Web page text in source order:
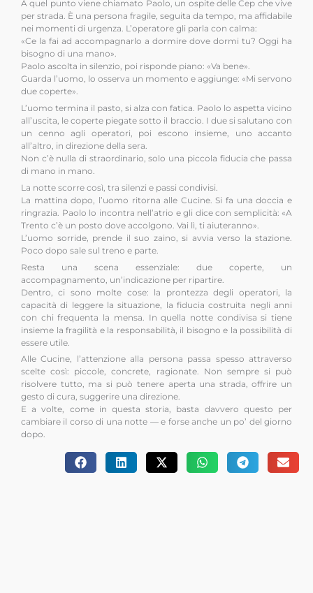
A quel punto viene chiamato Paolo, un ospite delle Cep che vive
per strada. È una persona fragile, seguita da tempo, ma affidabile
nei momenti di urgenza. L’operatore gli parla con calma:
«Ce la fai ad accompagnarlo a dormire dove dormi tu? Oggi ha
bisogno di una mano».
Paolo ascolta in silenzio, poi risponde piano: «Va bene».
Guarda l’uomo, lo osserva un momento e aggiunge: «Mi servono
due coperte».
L’uomo termina il pasto, si alza con fatica. Paolo lo aspetta vicino
all’uscita, le coperte piegate sotto il braccio. I due si salutano con
un cenno agli operatori, poi escono insieme, uno accanto
all’altro, in direzione della sera.
Non c’è nulla di straordinario, solo una piccola fiducia che passa
di mano in mano.
La notte scorre così, tra silenzi e passi condivisi.
La mattina dopo, l’uomo ritorna alle Cucine. Si fa una doccia e
ringrazia. Paolo lo incontra nell’atrio e gli dice con semplicità: «A
Trento c’è un posto dove accolgono. Vai lì, ti aiuteranno».
L’uomo sorride, prende il suo zaino, si avvia verso la stazione.
Poco dopo sale sul treno e parte.
Resta una scena essenziale: due coperte, un
accompagnamento, un’indicazione per ripartire.
Dentro, ci sono molte cose: la prontezza degli operatori, la
capacità di leggere la situazione, la fiducia costruita negli anni
con chi frequenta la mensa. In quella notte condivisa si tiene
insieme la fragilità e la responsabilità, il bisogno e la possibilità di
essere utile.
Alle Cucine, l’attenzione alla persona passa spesso attraverso
scelte così: piccole, concrete, ragionate. Non sempre si può
risolvere tutto, ma si può tenere aperta una strada, offrire un
gesto di cura, suggerire una direzione.
E a volte, come in questa storia, basta davvero questo per
cambiare il corso di una notte — e forse anche un po’ del giorno
dopo.